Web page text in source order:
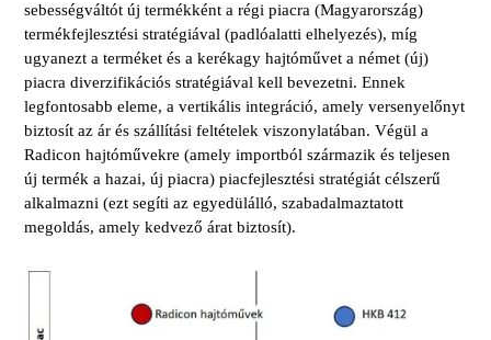
sebességváltót új termékként a régi piacra (Magyarország)
termékfejlesztési stratégiával (padlóalatti elhelyezés), míg
ugyanezt a terméket és a kerékagy hajtóművet a német (új)
piacra diverzifikációs stratégiával kell bevezetni. Ennek
legfontosabb eleme, a vertikális integráció, amely versenyelőnyt
biztosít az ár és szállítási feltételek viszonylatában. Végül a
Radicon hajtóművekre (amely importból származik és teljesen
új termék a hazai, új piacra) piacfejlesztési stratégiát célszerű
alkalmazni (ezt segíti az egyedülálló, szabadalmaztatott
megoldás, amely kedvező árat biztosít).